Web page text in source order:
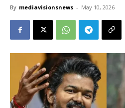
By mediavisionsnews - May 10, 2026